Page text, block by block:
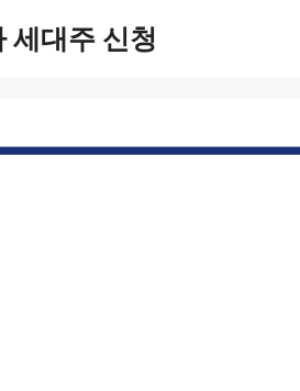
세대주 신청